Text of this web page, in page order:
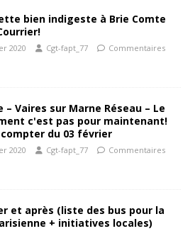
bien indigeste à Brie Comte
2020 Cgt-fapt_77
Commentaires
– Vaires sur Marne Réseau – Le
c'est pas pour maintenant!
compter du 03 février
2020 Cgt-fapt_77
Commentaires
et après (liste des bus pour la
+ initiatives locales)